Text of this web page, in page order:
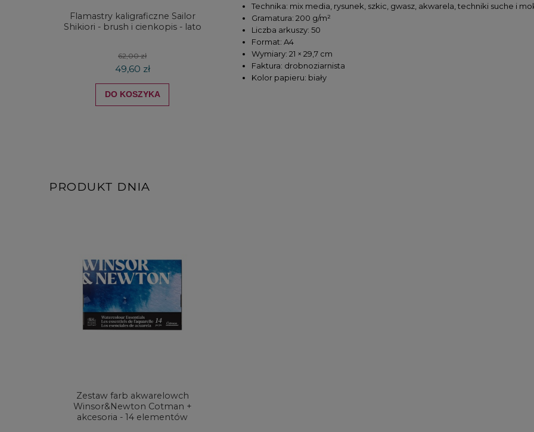
Flamastry kaligraficzne Sailor
Shikiori - brush i cienkopis - lato
62,00 zł
49,60 zł
DO KOSZYKA
Kredki Koh-i-noor Polycolor
DRAWING GREY LINE - 12
kolorów w metalowej kasecie
59,00 zł
47,20 zł
PRODUKT DNIA
Zestaw farb akwarelowch
Winsor&Newton Cotman +
akcesoria - 14 elementów
Technika: mix media, rysunek, szkic, gwasz, akwarela, techniki suche i
Gramatura: 200 g/m²
Liczba arkuszy: 50
Format: A4
Wymiary: 21 × 29,7 cm
Faktura: drobnoziarnista
Kolor papieru: biały